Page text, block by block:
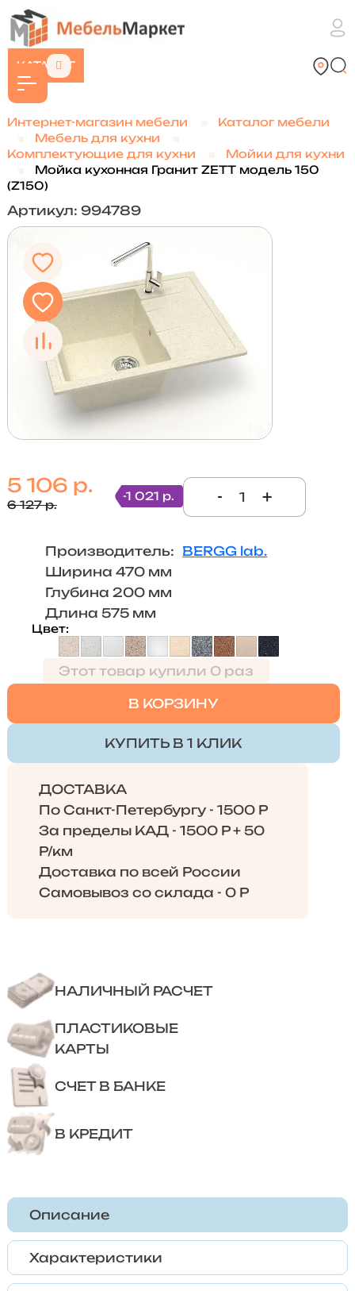
КАТАЛОГ
Интернет-магазин мебели
Каталог мебели
Мебель для кухни
Комплектующие для кухни
Мойки для кухни
Мойка кухонная Гранит ZETT модель 150
(Z150)
Артикул: 994789
5 106 р.
6 127 р.
-1 021 р. - +
Производитель: BERGG lab.
Ширина 470 мм
Глубина 200 мм
Длина 575 мм
Цвет
Этот товар купили 0 раз
В КОРЗИНУ
КУПИТЬ В 1 КЛИК
ДОСТАВКА
По Санкт-Петербургу - 1500 Р
За пределы КАД - 1500 Р + 50
Р/км
Доставка по всей России
Самовывоз со склада - 0 Р
НАЛИЧНЫЙ РАСЧЕТ
ПЛАСТИКОВЫЕ
КАРТЫ
СЧЕТ В БАНКЕ
В КРЕДИТ
Описание
Характеристики